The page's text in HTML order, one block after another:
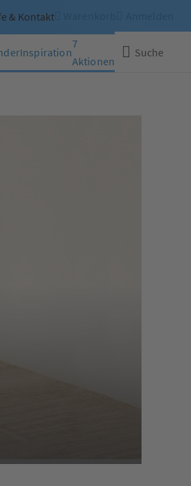
& Kontakt
Inspiration
7
Aktionen
Suche